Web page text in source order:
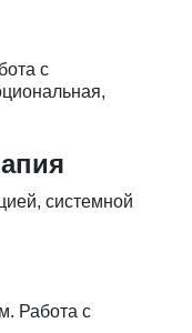
с
системной
Работа с